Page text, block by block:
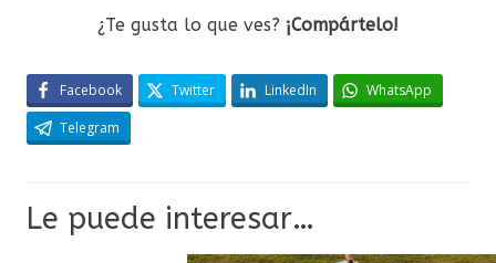
¿Te gusta lo que ves? ¡Compártelo!
Facebook Twitter LinkedIn
WhatsApp
Telegram
Le puede interesar…